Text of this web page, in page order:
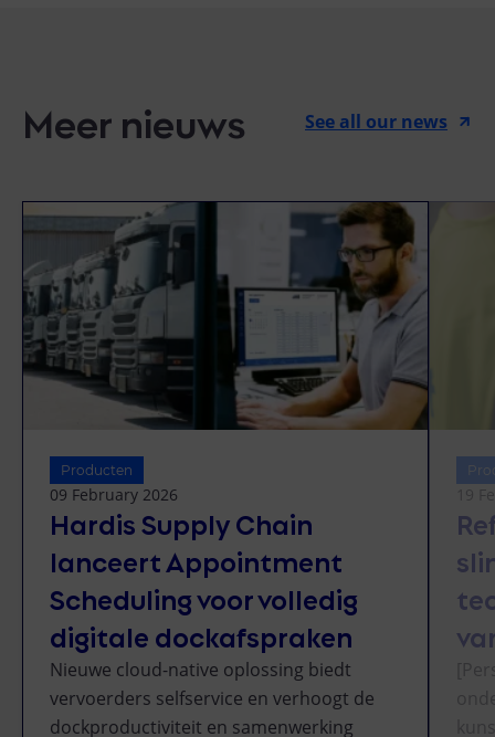
Meer nieuws See all our news
Producten
09 February 2026
Hardis Supply Chain
lanceert Appointment
Scheduling voor volledig
digitale dockafspraken
Nieuwe cloud-native oplossing biedt
vervoerders selfservice en verhoogt de
dockproductiviteit en samenwerking